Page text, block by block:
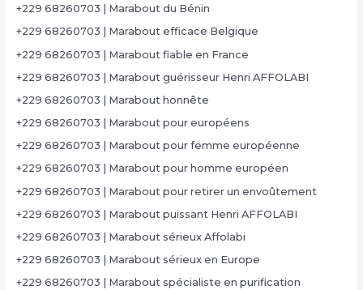
+229 68260703 | Marabout du Bénin
+229 68260703 | Marabout efficace Belgique
+229 68260703 | Marabout fiable en France
+229 68260703 | Marabout guérisseur Henri AFFOLABI
+229 68260703 | Marabout honnête
+229 68260703 | Marabout pour européens
+229 68260703 | Marabout pour femme européenne
+229 68260703 | Marabout pour homme européen
+229 68260703 | Marabout pour retirer un envoûtement
+229 68260703 | Marabout puissant Henri AFFOLABI
+229 68260703 | Marabout sérieux Affolabi
+229 68260703 | Marabout sérieux en Europe
+229 68260703 | Marabout spécialiste en purification